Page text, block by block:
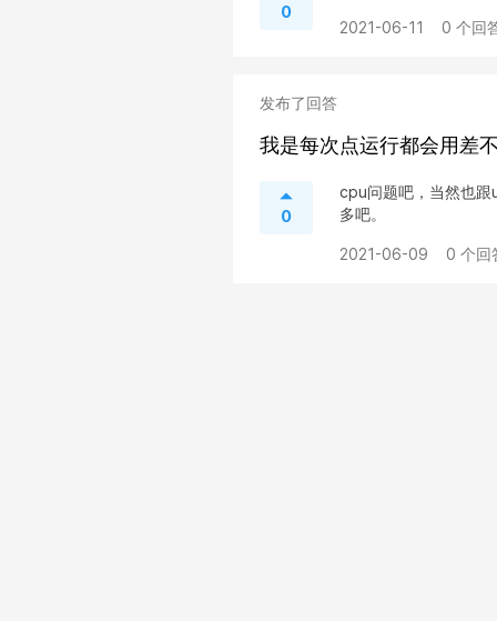
0
2021-06-11 0 个回
发布了回答
我是每次点运行都会用差
0
cpu问题吧，当然也
多吧。
2021-06-09 0 个回